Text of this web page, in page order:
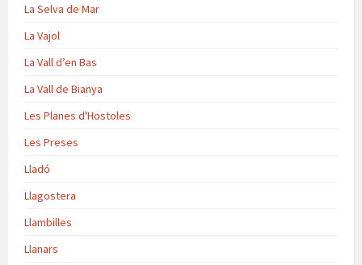
La Selva de Mar
La Vajol
La Vall d’en Bas
La Vall de Bianya
Les Planes d'Hostoles
Les Preses
Lladó
Llagostera
Llambilles
Llanars